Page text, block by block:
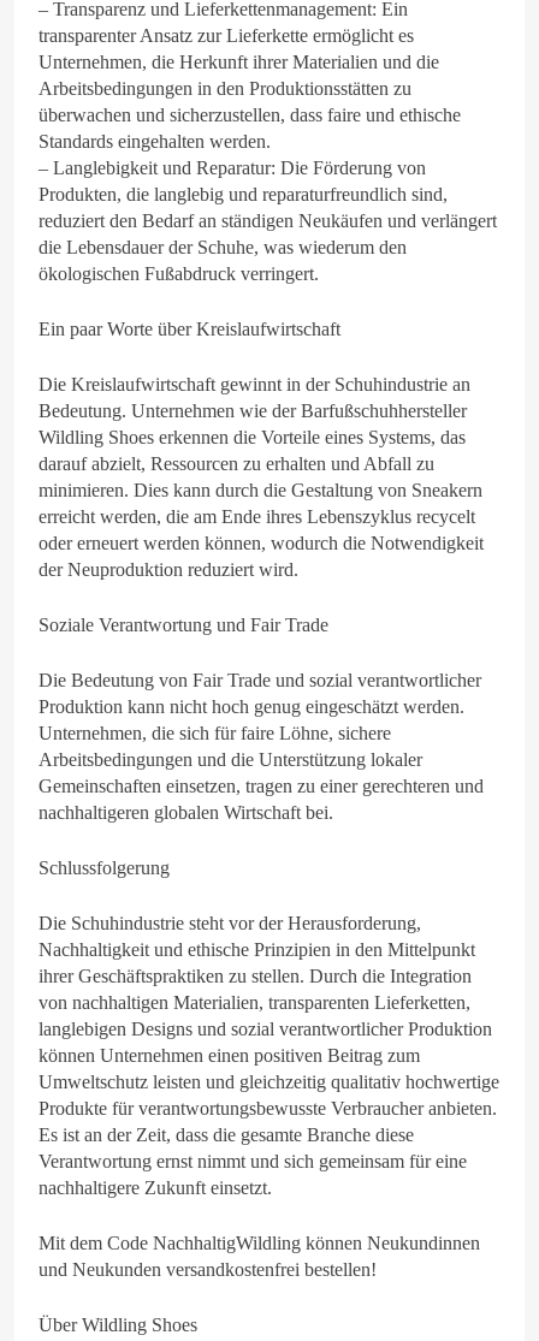
– Transparenz und Lieferkettenmanagement: Ein
transparenter Ansatz zur Lieferkette ermöglicht es
Unternehmen, die Herkunft ihrer Materialien und die
Arbeitsbedingungen in den Produktionsstätten zu
überwachen und sicherzustellen, dass faire und ethische
Standards eingehalten werden.
– Langlebigkeit und Reparatur: Die Förderung von
Produkten, die langlebig und reparaturfreundlich sind,
reduziert den Bedarf an ständigen Neukäufen und verlängert
die Lebensdauer der Schuhe, was wiederum den
ökologischen Fußabdruck verringert.
Ein paar Worte über Kreislaufwirtschaft
Die Kreislaufwirtschaft gewinnt in der Schuhindustrie an
Bedeutung. Unternehmen wie der Barfußschuhhersteller
Wildling Shoes erkennen die Vorteile eines Systems, das
darauf abzielt, Ressourcen zu erhalten und Abfall zu
minimieren. Dies kann durch die Gestaltung von Sneakern
erreicht werden, die am Ende ihres Lebenszyklus recycelt
oder erneuert werden können, wodurch die Notwendigkeit
der Neuproduktion reduziert wird.
Soziale Verantwortung und Fair Trade
Die Bedeutung von Fair Trade und sozial verantwortlicher
Produktion kann nicht hoch genug eingeschätzt werden.
Unternehmen, die sich für faire Löhne, sichere
Arbeitsbedingungen und die Unterstützung lokaler
Gemeinschaften einsetzen, tragen zu einer gerechteren und
nachhaltigeren globalen Wirtschaft bei.
Schlussfolgerung
Die Schuhindustrie steht vor der Herausforderung,
Nachhaltigkeit und ethische Prinzipien in den Mittelpunkt
ihrer Geschäftspraktiken zu stellen. Durch die Integration
von nachhaltigen Materialien, transparenten Lieferketten,
langlebigen Designs und sozial verantwortlicher Produktion
können Unternehmen einen positiven Beitrag zum
Umweltschutz leisten und gleichzeitig qualitativ hochwertige
Produkte für verantwortungsbewusste Verbraucher anbieten.
Es ist an der Zeit, dass die gesamte Branche diese
Verantwortung ernst nimmt und sich gemeinsam für eine
nachhaltigere Zukunft einsetzt.
Mit dem Code NachhaltigWildling können Neukundinnen
und Neukunden versandkostenfrei bestellen!
Über Wildling Shoes